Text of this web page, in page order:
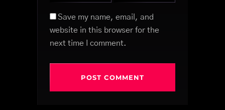
Save my name, email, and
website in this browser for the
next time I comment.